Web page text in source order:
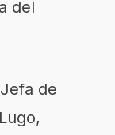
del
de